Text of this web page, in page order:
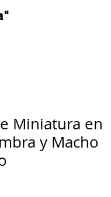
Miniatura en
y Macho